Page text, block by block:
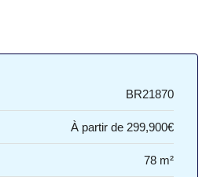
BR21870
À partir de 299,900€
78 m²